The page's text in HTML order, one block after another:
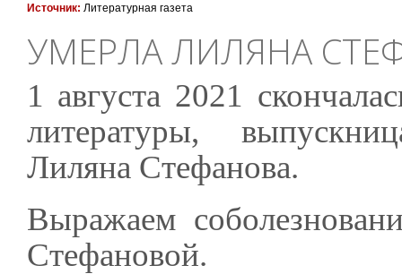
Источник: Литературная газета
УМЕРЛА ЛИЛЯНА
1 августа 2021
литературы,
Лиляна Стефанова.
Выражаем
Стефановой.